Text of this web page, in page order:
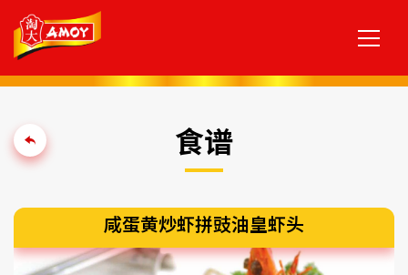
食谱
咸蛋黄炒虾拼豉油皇虾头